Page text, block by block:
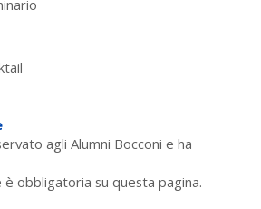
agli Alumni Bocconi e ha
obbligatoria su questa pagina.